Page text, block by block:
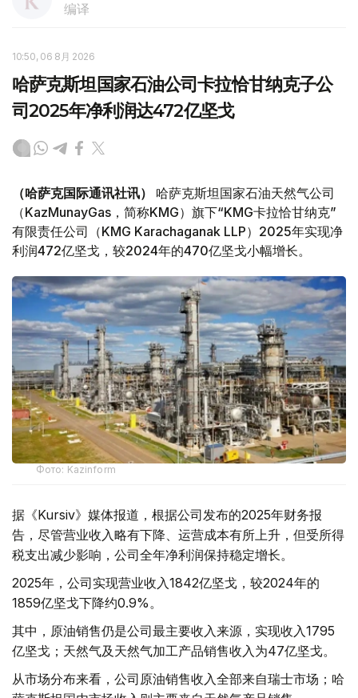
编译
10:50, 06 8月 2026
哈萨克斯坦国家石油公司卡拉恰甘纳克子公
司2025年净利润达472亿坚戈
（哈萨克国际通讯社讯）
哈萨克斯坦国家石油天然气公司
（KazMunayGas，简称KMG）旗下“KMG卡拉恰甘纳克”
有限责任公司（KMG Karachaganak LLP）2025年实现净
利润472亿坚戈，较2024年的470亿坚戈小幅增长。
Фото: Kazinform
据《Kursiv》媒体报道，根据公司发布的2025年财务报
告，尽管营业收入略有下降、运营成本有所上升，但受所得
税支出减少影响，公司全年净利润保持稳定增长。
2025年，公司实现营业收入1842亿坚戈，较2024年的
1859亿坚戈下降约0.9%。
其中，原油销售仍是公司最主要收入来源，实现收入1795
亿坚戈；天然气及天然气加工产品销售收入为47亿坚戈。
从市场分布来看，公司原油销售收入全部来自瑞士市场；哈